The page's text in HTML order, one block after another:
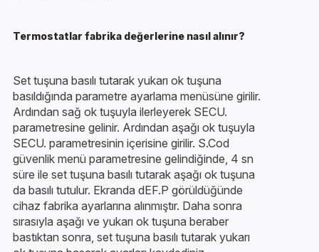
Termostatlar fabrika değerlerine nasıl alınır?
Set tuşuna basılı tutarak yukarı ok tuşuna
basıldığında parametre ayarlama menüsüne girilir.
Ardından sağ ok tuşuyla ilerleyerek SECU.
parametresine gelinir. Ardından aşağı ok tuşuyla
SECU. parametresinin içerisine girilir. S.Cod
güvenlik menü parametresine gelindiğinde, 4 sn
süre ile set tuşuna basılı tutarak aşağı ok tuşuna
da basılı tutulur. Ekranda dEF.P görüldüğünde
cihaz fabrika ayarlarına alınmıştır. Daha sonra
sırasıyla aşağı ve yukarı ok tuşuna beraber
bastıktan sonra, set tuşuna basılı tutarak yukarı